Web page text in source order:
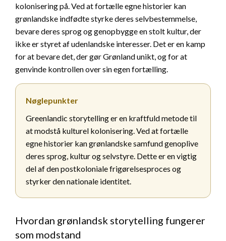
kolonisering på. Ved at fortælle egne historier kan
grønlandske indfødte styrke deres selvbestemmelse,
bevare deres sprog og genopbygge en stolt kultur, der
ikke er styret af udenlandske interesser. Det er en kamp
for at bevare det, der gør Grønland unikt, og for at
genvinde kontrollen over sin egen fortælling.
Nøglepunkter
Greenlandic storytelling er en kraftfuld metode til
at modstå kulturel kolonisering. Ved at fortælle
egne historier kan grønlandske samfund genoplive
deres sprog, kultur og selvstyre. Dette er en vigtig
del af den postkoloniale frigørelsesproces og
styrker den nationale identitet.
Hvordan grønlandsk storytelling fungerer
som modstand